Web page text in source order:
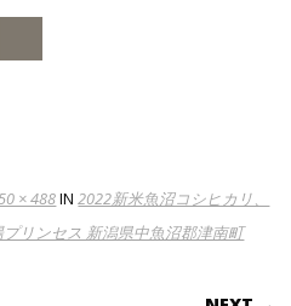
× 488IN2022新米魚沼コシヒカリ、
リンセス 新潟県中魚沼郡津南町